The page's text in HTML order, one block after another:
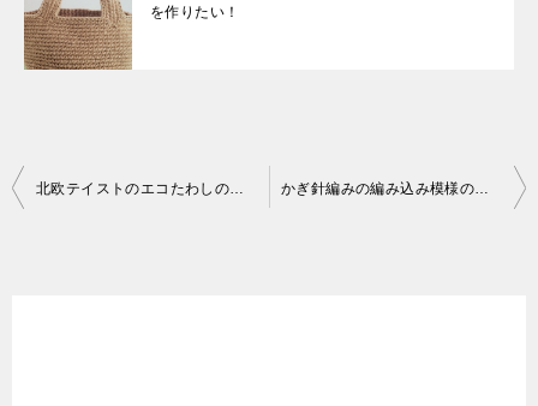
を作りたい！
投
北欧テイストのエコたわしの編み図から 簡単なボーダーのアクリルたわし かぎ針編みの編み込み模様のアクリルたわし 北欧イメージの葉っぱ